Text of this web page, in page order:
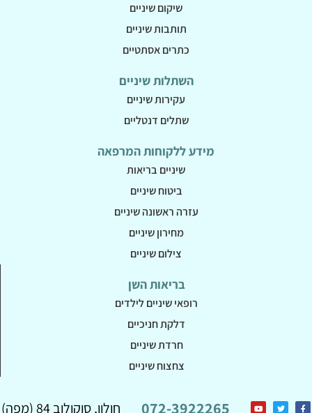
שיקום שיניים
תותבות שיניים
כתרים אסתטיים
השתלות שיניים
עקירות שיניים
שתלים דנטליים
מידע ללקוחות המרפאה
שיניים בריאות
ביטוח שיניים
עזרה ראשונה שיניים
מחירון שיניים
צילום שיניים
בריאות השן
רופאי שיניים לילדים
דלקת חניכיים
חרדת שיניים
צחצוח שיניים
072-3922265 חולון, סוקולוב 84 (מפה)